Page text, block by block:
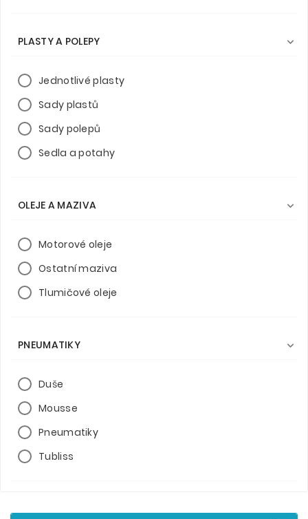
PLASTY A POLEPY 
Jednotlivé plasty
Sady plastů
Sady polepů
Sedla a potahy
OLEJE A MAZIVA 
Motorové oleje
Ostatní maziva
Tlumičové oleje
PNEUMATIKY 
Duše
Mousse
Pneumatiky
Tubliss